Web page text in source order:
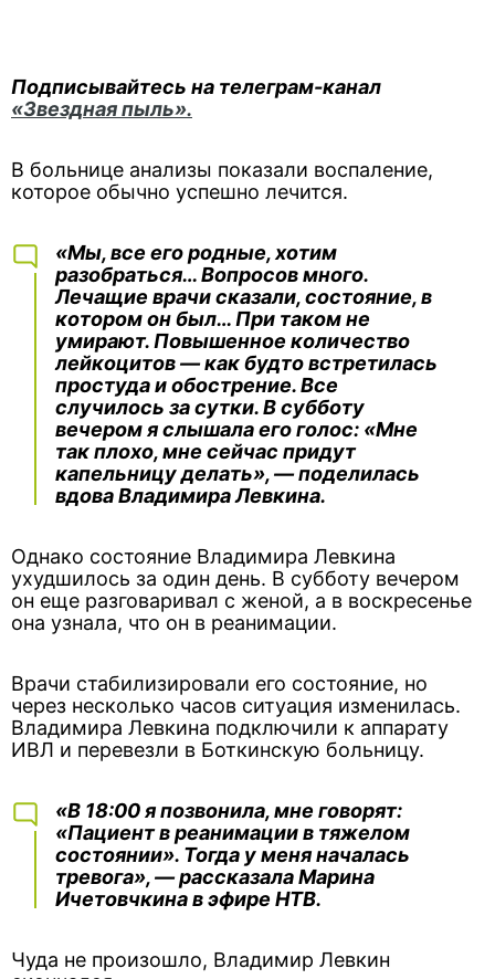
Подписывайтесь на телеграм-канал
«Звездная пыль».
В больнице анализы показали воспаление,
которое обычно успешно лечится.
«Мы, все его родные, хотим
разобраться… Вопросов много.
Лечащие врачи сказали, состояние, в
котором он был… При таком не
умирают. Повышенное количество
лейкоцитов — как будто встретилась
простуда и обострение. Все
случилось за сутки. В субботу
вечером я слышала его голос: «Мне
так плохо, мне сейчас придут
капельницу делать», — поделилась
вдова Владимира Левкина.
Однако состояние Владимира Левкина
ухудшилось за один день. В субботу вечером
он еще разговаривал с женой, а в воскресенье
она узнала, что он в реанимации.
Врачи стабилизировали его состояние, но
через несколько часов ситуация изменилась.
Владимира Левкина подключили к аппарату
ИВЛ и перевезли в Боткинскую больницу.
«В 18:00 я позвонила, мне говорят:
«Пациент в реанимации в тяжелом
состоянии». Тогда у меня началась
тревога», — рассказала Марина
Ичетовчкина в эфире НТВ.
Чуда не произошло, Владимир Левкин